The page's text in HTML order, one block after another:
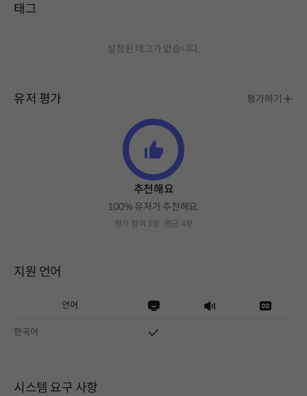
태그
설정된 태그가 없습니다.
유저 평가 평가하기
추천해요
100% 유저가 추천해요.
평가 참여 3명 평균 4분
지원 언어
언어
한국어
시스템 요구 사항